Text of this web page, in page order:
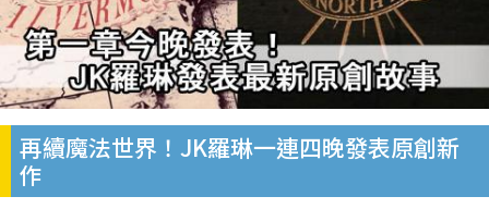
再續魔法世界！JK羅琳一連四晚發表原創新
作